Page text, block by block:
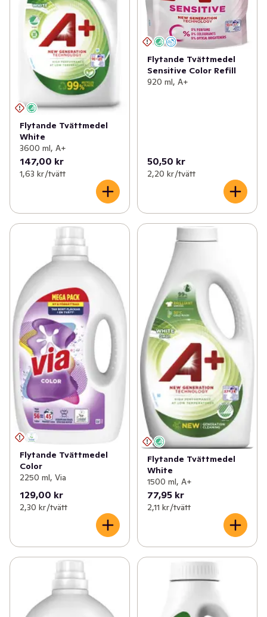
Flytande Tvättmedel
White
3600 ml, A+
147,00 kr
1,63 kr /tvätt
Flytande Tvättmedel
Sensitive Color Refill
920 ml, A+
50,50 kr
2,20 kr /tvätt
Flytande Tvättmedel
Color
2250 ml, Via
129,00 kr
2,30 kr /tvätt
Flytande Tvättmedel
White
1500 ml, A+
77,95 kr
2,11 kr /tvätt